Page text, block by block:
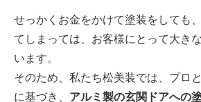
せっかくお金をかけて塗装をしても
てしまっては、お客様にとって大き
います。
そのため、私たち松美装では、プロ
に基づき、 アルミ製の玄関ドアへの